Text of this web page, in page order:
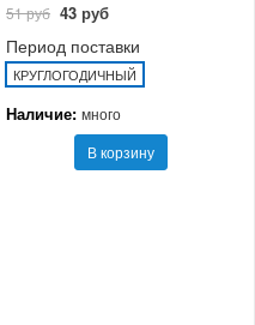
51 руб 43 руб
Период поставки
КРУГЛОГОДИЧНЫЙ
Наличие: много
В корзину